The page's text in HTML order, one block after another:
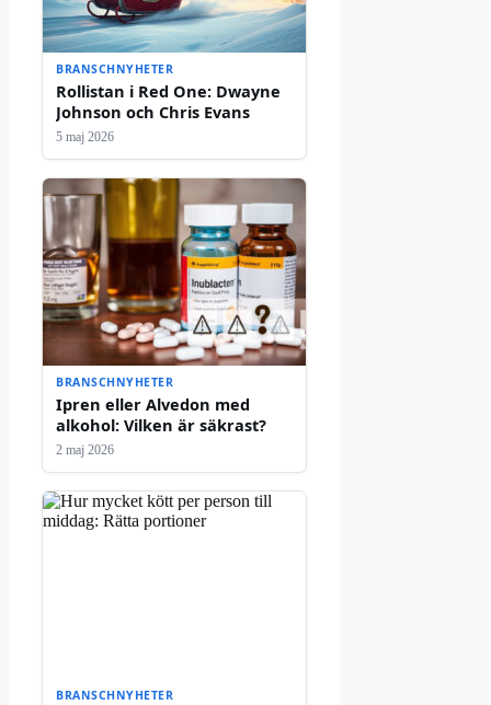
BRANSCHNYHETER
Rollistan i Red One: Dwayne
Johnson och Chris Evans
5 maj 2026
BRANSCHNYHETER
Ipren eller Alvedon med
alkohol: Vilken är säkrast?
2 maj 2026
BRANSCHNYHETER